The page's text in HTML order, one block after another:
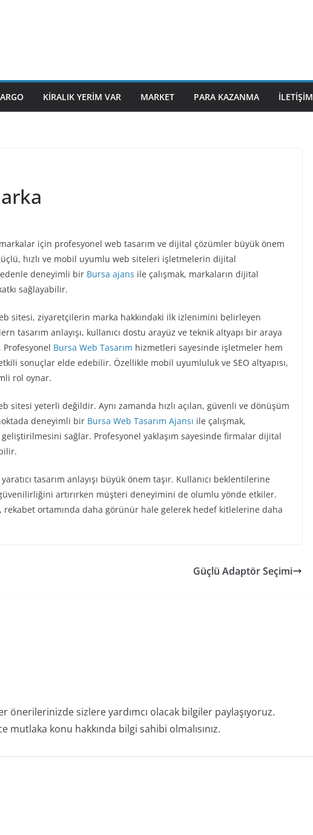
KIRALIK YERIM VAR MARKET PARA KAZANMA İLETIŞIM
için profesyonel web tasarım ve dijital çözümler büyük önem
hızlı ve mobil uyumlu web siteleri işletmelerin dijital
deneyimli bir Bursa ajans ile çalışmak, markaların dijital
sağlayabilir.
sitesi, ziyaretçilerin marka hakkındaki ilk izlenimini belirleyen
tasarım anlayışı, kullanıcı dostu arayüz ve teknik altyapı bir araya
Bursa Web Tasarım hizmetleri sayesinde işletmeler hem
sonuçlar elde edebilir. Özellikle mobil uyumluluk ve SEO altyapısı,
rol oynar.
sitesi yeterli değildir. Aynı zamanda hızlı açılan, güvenli ve dönüşüm
deneyimli bir Bursa Web Tasarım Ajansı ile çalışmak,
sağlar. Profesyonel yaklaşım sayesinde firmalar dijital
tasarım anlayışı büyük önem taşır. Kullanıcı beklentilerine
artırırken müşteri deneyimini de olumlu yönde etkiler.
ortamında daha görünür hale gelerek hedef kitlelerine daha
Güçlü Adaptör Seçimi
önerilerinizde sizlere yardımcı olacak bilgiler paylaşıyoruz.
konu hakkında bilgi sahibi olmalısınız.